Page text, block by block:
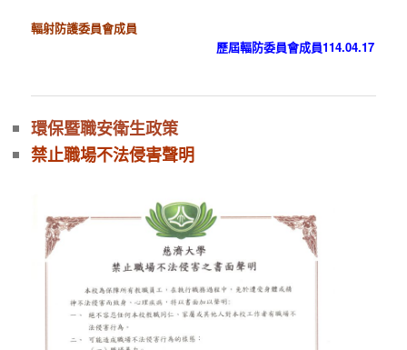
輻射防護委員會成員
歷屆輻防委員會成員114.04.17
環保暨職安衛生政策
禁止職場不法侵害聲明